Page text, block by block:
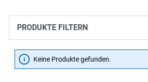
PRODUKTE FILTERN
Keine Produkte gefunden.